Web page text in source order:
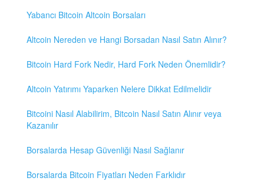
Yabancı Bitcoin Altcoin Borsaları
Altcoin Nereden ve Hangi Borsadan Nasıl Satın Alınır?
Bitcoin Hard Fork Nedir, Hard Fork Neden Önemlidir?
Altcoin Yatırımı Yaparken Nelere Dikkat Edilmelidir
Bitcoini Nasıl Alabilirim, Bitcoin Nasıl Satın Alınır veya
Kazanılır
Borsalarda Hesap Güvenliği Nasıl Sağlanır
Borsalarda Bitcoin Fiyatları Neden Farklıdır